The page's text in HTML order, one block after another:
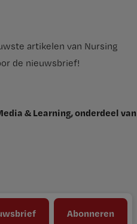
Abonneren
artikelen van Nursing
de nieuwsbrief!
& Learning, onderdeel van